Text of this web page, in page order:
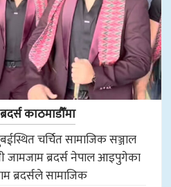
काठमाडौँमा
चर्चित सामाजिक सञ्जाल
जामजाम ब्रदर्स नेपाल आइपुगेका
ब्रदर्सले सामाजिक